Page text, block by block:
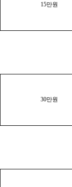
15만원
30만원